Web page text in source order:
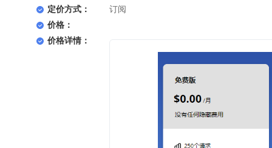
定价方式：
订阅
价格：
价格详情：